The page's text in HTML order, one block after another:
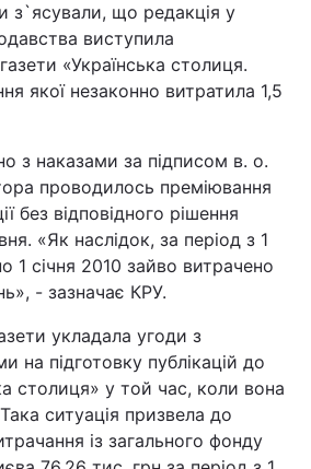
з`ясували, що редакція у
виступила
«Українська столиця.
якої незаконно витратила 1,5
з наказами за підписом в. о.
проводилось преміювання
без відповідного рішення
«Як наслідок, за період з 1
1 січня 2010 зайво витрачено
- зазначає КРУ.
укладала угоди з
на підготовку публікацій до
столиця» у той час, коли вона
ситуація призвела до
із загального фонду